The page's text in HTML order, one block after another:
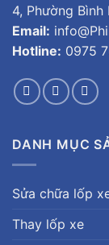
4, Phường
Email:
Hotline: 0975
DANH MỤC
Sửa chữa lốp
Thay lốp xe